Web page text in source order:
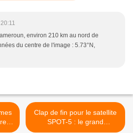
environ 210 km au nord de
du centre de l'image : 5.73°N,
Clap de fin pour le satellite
SPOT-5 : le grand
plongeon, en douceur >